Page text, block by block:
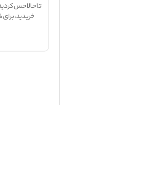
تا حالا حس
خریدید،